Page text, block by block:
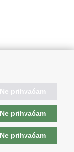
Ne prihvaćam
Ne prihvaćam
Ne prihvaćam